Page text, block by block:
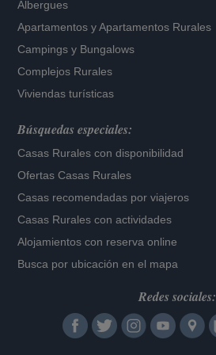
Albergues
Apartamentos yApartamentos Rurales
Campings y Bungalows
Complejos Rurales
Viviendas turísticas
Búsquedas especiales:
Casas Rurales con disponibilidad
Ofertas Casas Rurales
Casas recomendadas por viajeros
Casas Rurales con actividades
Alojamientos con reserva online
Busca por ubicación en el mapa
Redes sociales: